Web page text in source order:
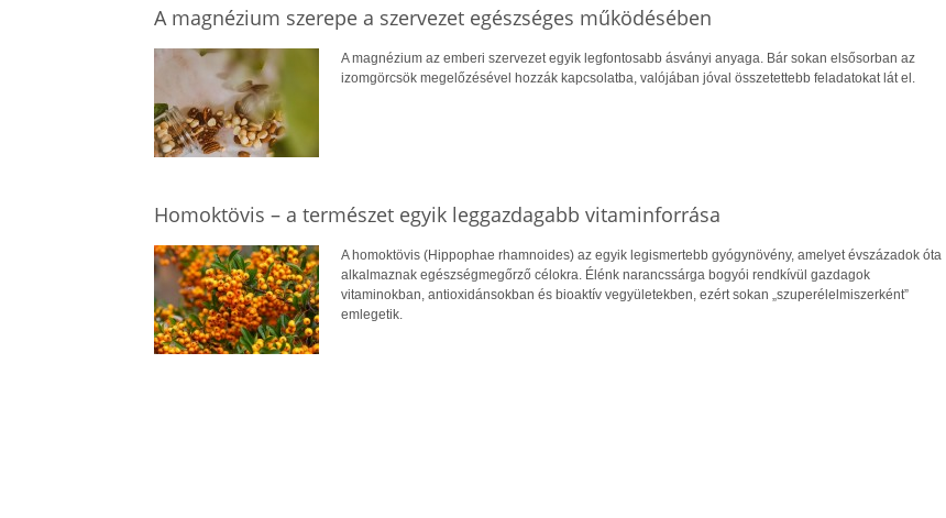
A magnézium szerepe a szervezet egészséges működésében
A magnézium az emberi szervezet egyik legfontosabb ásványi anyaga. Bár sokan elsősorban az
izomgörcsök megelőzésével hozzák kapcsolatba, valójában jóval összetettebb feladatokat lát el.
Homoktövis – a természet egyik leggazdagabb vitaminforrása
A homoktövis (Hippophae rhamnoides) az egyik legismertebb gyógynövény, amelyet évszázadok óta
alkalmaznak egészségmegőrző célokra. Élénk narancssárga bogyói rendkívül gazdagok
vitaminokban, antioxidánsokban és bioaktív vegyületekben, ezért sokan „szuperélelmiszerként”
emlegetik.